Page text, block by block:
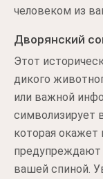
человеком из
Дворянский
Этот
дикого
или важной
символизирует
которая
предупреждают
вашей спиной.